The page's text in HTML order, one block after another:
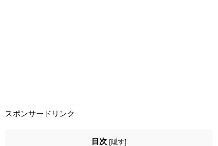
スポンサードリンク
目次 [隠す]